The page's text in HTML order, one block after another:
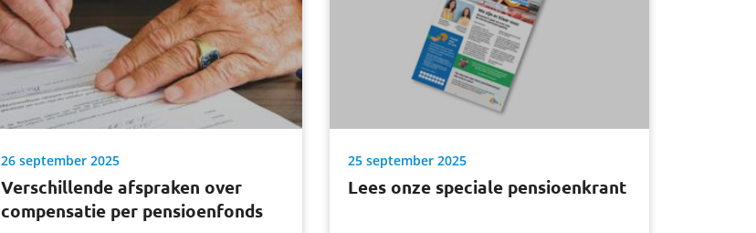
26 september 2025
Verschillende afspraken over
compensatie per pensioenfonds
25 september 2025
Lees onze speciale pensioenkrant